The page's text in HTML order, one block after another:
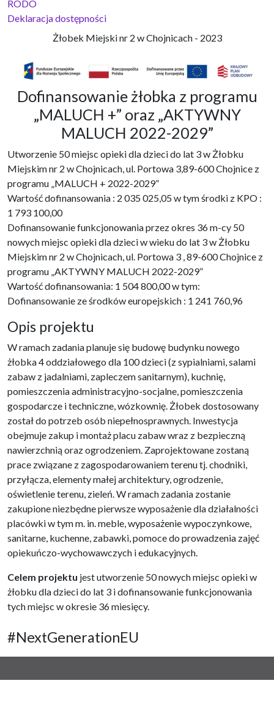
RODO
Deklaracja dostępności
Żłobek Miejski nr 2 w Chojnicach - 2023
Dofinansowanie żłobka z programu
„MALUCH +” oraz „AKTYWNY
MALUCH 2022-2029”
Utworzenie 50 miejsc opieki dla dzieci do lat 3 w Żłobku
Miejskim nr 2 w Chojnicach, ul. Portowa 3,89-600 Chojnice z
programu „MALUCH + 2022-2029”
Wartość dofinansowania : 2 035 025,05 w tym środki z KPO :
1 793 100,00
Dofinansowanie funkcjonowania przez okres 36 m-cy 50
nowych miejsc opieki dla dzieci w wieku do lat 3 w Żłobku
Miejskim nr 2 w Chojnicach, ul. Portowa 3 , 89-600 Chojnice z
programu „AKTYWNY MALUCH 2022-2029”
Wartość dofinansowania: 1 504 800,00 w tym:
Dofinansowanie ze środków europejskich : 1 241 760,96
Opis projektu
W ramach zadania planuje się budowę budynku nowego
żłobka 4 oddziałowego dla 100 dzieci (z sypialniami, salami
zabaw z jadalniami, zapleczem sanitarnym), kuchnię,
pomieszczenia administracyjno-socjalne, pomieszczenia
gospodarcze i techniczne, wózkownię. Żłobek dostosowany
został do potrzeb osób niepełnosprawnych. Inwestycja
obejmuje zakup i montaż placu zabaw wraz z bezpieczną
nawierzchnią oraz ogrodzeniem. Zaprojektowane zostaną
prace związane z zagospodarowaniem terenu tj. chodniki,
przyłącza, elementy małej architektury, ogrodzenie,
oświetlenie terenu, zieleń. W ramach zadania zostanie
zakupione niezbędne pierwsze wyposażenie dla działalności
placówki w tym m. in. meble, wyposażenie wypoczynkowe,
sanitarne, kuchenne, zabawki, pomoce do prowadzenia zajęć
opiekuńczo-wychowawczych i edukacyjnych.
Celem projektu jest utworzenie 50 nowych miejsc opieki w
żłobku dla dzieci do lat 3 i dofinansowanie funkcjonowania
tych miejsc w okresie 36 miesięcy.
#NextGenerationEU